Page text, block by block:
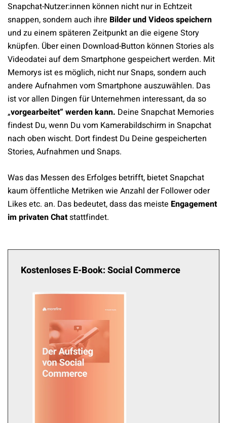
Snapchat-Nutzer:innen können nicht nur in Echtzeit
snappen, sondern auch ihre Bilder und Videos speichern
und zu einem späteren Zeitpunkt an die eigene Story
knüpfen. Über einen Download-Button können Stories als
Videodatei auf dem Smartphone gespeichert werden. Mit
Memorys ist es möglich, nicht nur Snaps, sondern auch
andere Aufnahmen vom Smartphone auszuwählen. Das
ist vor allen Dingen für Unternehmen interessant, da so
„vorgearbeitet“ werden kann. Deine Snapchat Memories
findest Du, wenn Du vom Kamerabildschirm in Snapchat
nach oben wischt. Dort findest Du Deine gespeicherten
Stories, Aufnahmen und Snaps.
Was das Messen des Erfolges betrifft, bietet Snapchat
kaum öffentliche Metriken wie Anzahl der Follower oder
Likes etc. an. Das bedeutet, dass das meiste Engagement
im privaten Chatstattfindet.
Kostenloses E-Book: Social Commerce